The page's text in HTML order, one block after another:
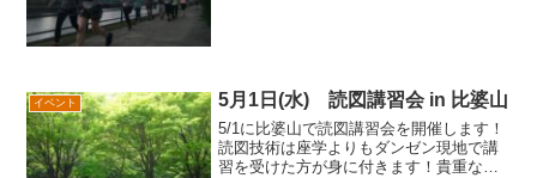
イベント 5月1日(水) 読図講習会 in 比婆山
5/1に比婆山で読図講習会を開催します！
読図技術は座学よりもダンゼン現地で講
習を受けた方が身に付きます！貴重な機